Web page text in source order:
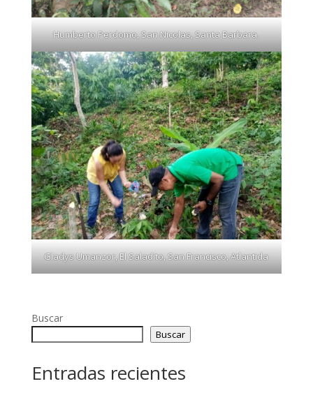
Humberto Perdomo, San Nicolas, Santa Barbara.
Gladys Umanzor, El Saladito, San Francisco, Atlantida
Buscar
Buscar
Entradas recientes